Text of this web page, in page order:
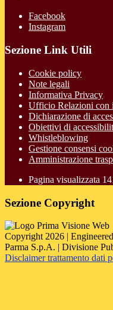
Facebook
Instagram
Sezione Link Utili
Cookie policy
Note legali
Informativa Privacy
Ufficio Relazioni con
Dichiarazione di
Obiettivi di
Whistleblowing
Gestione consensi
Amministrazione
Pagina visualizzata
Sezione Copyright
Copyright 2026 |
Parma S.p.A. | Divisione
Disclaimer trattamento dati